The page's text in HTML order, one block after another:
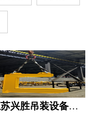
江苏兴胜吊装设备有限公司的六大统一